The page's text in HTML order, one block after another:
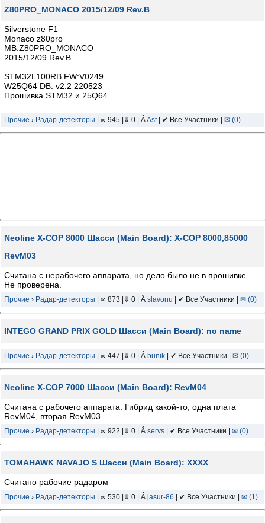
Z80PRO_MONACO 2015/12/09 Rev.B
Silverstone F1
Monaco z80pro
MB:Z80PRO_MONACO
2015/12/09 Rev.B
STM32L100RB FW:V0249
W25Q64 DB: v2.2 220523
Прошивка STM32 и 25Q64
Прочие › Радар-детекторы | ∞ 945 |⇓ 0 | ÂAst| ✔ Все Участники | ✉ (0)
Neoline X-COP 8000 Шасси (Main Board): X-COP 8000,85000
RevM03
Считана с нерабочего аппарата, но дело было не в прошивке.
Не проверена.
Прочие › Радар-детекторы | ∞ 873 |⇓ 0 | Â slavonu | ✔ Все Участники | ✉ (0)
INTEGO GRAND PRIX GOLD Шасси (Main Board): no name
Прочие › Радар-детекторы | ∞ 447 |⇓ 0 | Â bunik | ✔ Все Участники | ✉ (0)
Neoline X-COP 7000 Шасси (Main Board): RevM04
Считана с рабочего аппарата. Гибрид какой-то, одна плата
RevM04, вторая RevM03.
Прочие › Радар-детекторы | ∞ 922 |⇓ 0 | Â servs | ✔ Все Участники | ✉ (0)
TOMAHAWK NAVAJO S Шасси (Main Board): XXXX
Считано рабочие радаром
Прочие › Радар-детекторы | ∞ 530 |⇓ 0 | Â jasur-86 | ✔ Все Участники | ✉ (1)